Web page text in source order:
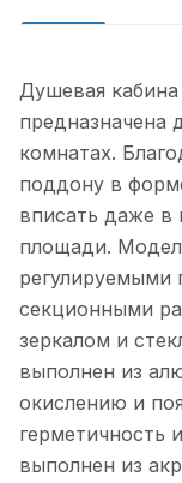
Душевая кабина
предназначена
комнатах.
поддону в
вписать даже
площади.
регулируемыми
секционными
зеркалом и
выполнен из
окислению и
герметичность
выполнен из